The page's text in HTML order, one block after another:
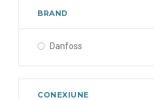
BRAND
Danfoss
CONEXIUNE